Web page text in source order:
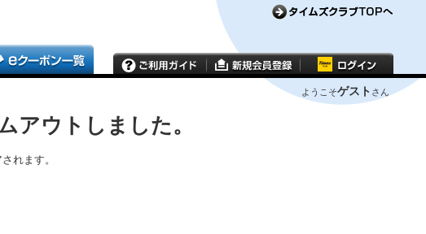
ようこそゲスト さん
アウトしました。
れます。